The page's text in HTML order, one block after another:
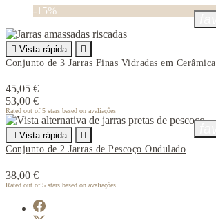
-15%
 Vista rápida

Conjunto de 3 Jarras Finas Vidradas em Cerâmica
45,05 €
53,00 €
Rated out of 5 stars based on avaliações
 Vista rápida

Conjunto de 2 Jarras de Pescoço Ondulado
38,00 €
Rated out of 5 stars based on avaliações